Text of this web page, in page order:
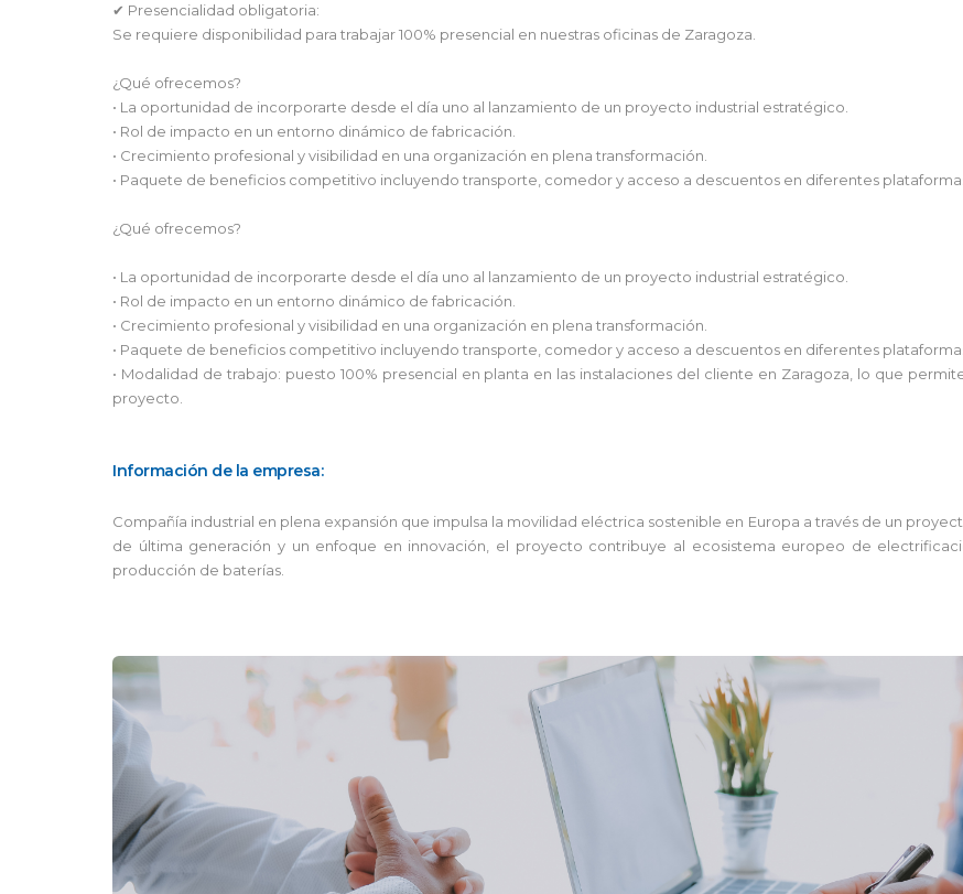
✔ Presencialidad obligatoria:
Se requiere disponibilidad para trabajar 100% presencial en nuestras oficinas de Zaragoza.
¿Qué ofrecemos?
• La oportunidad de incorporarte desde el día uno al lanzamiento de un proyecto industrial estratégico.
• Rol de impacto en un entorno dinámico de fabricación.
• Crecimiento profesional y visibilidad en una organización en plena transformación.
• Paquete de beneficios competitivo incluyendo transporte, comedor y acceso a descuentos en diferentes
¿Qué ofrecemos?
• La oportunidad de incorporarte desde el día uno al lanzamiento de un proyecto industrial estratégico.
• Rol de impacto en un entorno dinámico de fabricación.
• Crecimiento profesional y visibilidad en una organización en plena transformación.
• Paquete de beneficios competitivo incluyendo transporte, comedor y acceso a descuentos en diferentes
• Modalidad de trabajo: puesto 100% presencial en planta en las instalaciones del cliente en Zaragoza, lo que
proyecto.
Información de la empresa:
Compañía industrial en plena expansión que impulsa la movilidad eléctrica sostenible en Europa a través de un
de última generación y un enfoque en innovación, el proyecto contribuye al ecosistema europeo de
producción de baterías.